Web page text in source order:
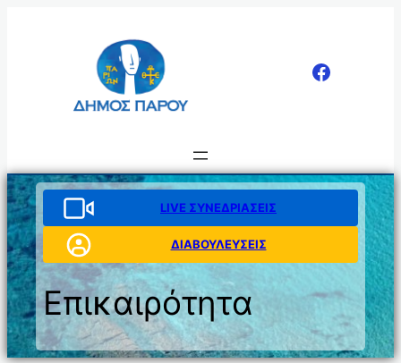
LIVE ΣΥΝΕΔΡΙΑΣΕΙΣ
ΔΙΑΒΟΥΛΕΥΣΕΙΣ
Επικαιρότητα